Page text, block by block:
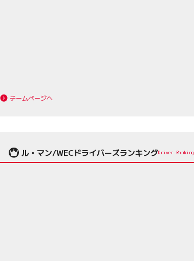
チームページへ
ル・マン/WECドライバーズランキングDriver Ranking